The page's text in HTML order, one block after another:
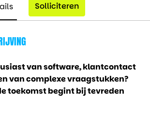
Solliciteren
van software, klantcontact
van complexe vraagstukken?
toekomst begint bij tevreden